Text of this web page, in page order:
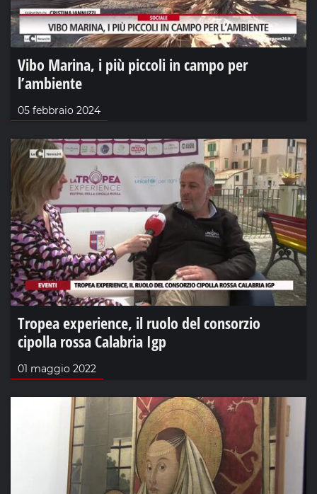
Vibo Marina, i più piccoli in campo per
l’ambiente
05 febbraio 2024
Tropea experience, il ruolo del consorzio
cipolla rossa Calabria Igp
01 maggio 2022